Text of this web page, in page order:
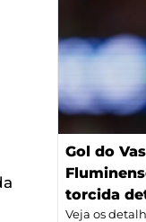
Gol do
torcida
Veja os